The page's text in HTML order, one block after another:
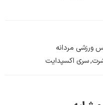
ورزشی مردانه
,سری اکسپدایت